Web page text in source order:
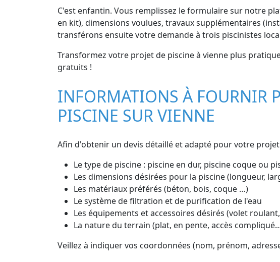
C'est enfantin. Vous remplissez le formulaire sur notre
en kit), dimensions voulues, travaux supplémentaires
transférons ensuite votre demande à trois piscinistes
Transformez votre projet de piscine à vienne plus
gratuits !
INFORMATIONS À FOURNIR
PISCINE SUR VIENNE
Afin d'obtenir un devis détaillé et adapté pour votre
Le type de piscine : piscine en dur, piscine coque ou
Les dimensions désirées pour la piscine (longueur,
Les matériaux préférés (béton, bois, coque …)
Le système de filtration et de purification de l'eau
Les équipements et accessoires désirés (volet
La nature du terrain (plat, en pente, accès
Veillez à indiquer vos coordonnées (nom, prénom,